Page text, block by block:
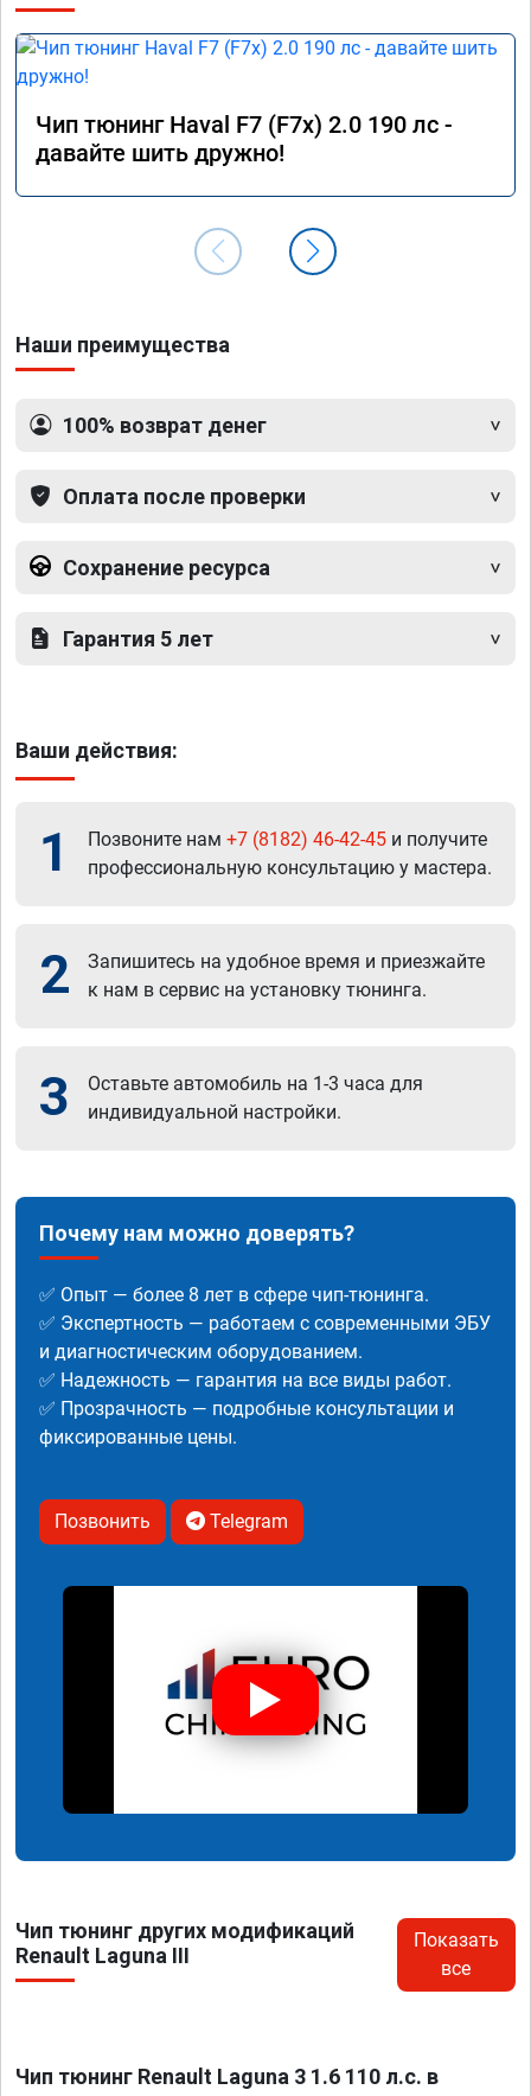
Чип тюнинг Haval F7 (F7x) 2.0 190 лс -
давайте шить дружно!
Наши преимущества
100% возврат денег
Оплата после проверки
Сохранение ресурса
Гарантия 5 лет
Ваши действия:
1 Позвоните нам +7 (8182) 46-42-45 и получите
профессиональную консультацию у мастера.
2
Запишитесь на удобное время и приезжайте
к нам в сервис на установку тюнинга.
3
Оставьте автомобиль на 1-3 часа для
индивидуальной настройки.
Почему нам можно доверять?
✅ Опыт — более 8 лет в сфере чип-тюнинга.
✅ Экспертность — работаем с современными ЭБУ
и диагностическим оборудованием.
✅ Надежность — гарантия на все виды работ.
✅ Прозрачность — подробные консультации и
фиксированные цены.
Позвонить Telegram
Чип тюнинг других модификаций
Renault Laguna III
Показать
все
Чип тюнинг Renault Laguna 3 1.6 110 л.с. в